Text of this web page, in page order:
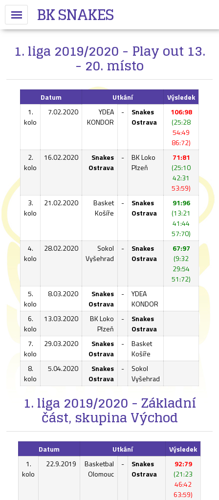
BK SNAKES
1. liga 2019/2020 - Play out 13.
- 20. místo
Datum Utkání
Výsledek
1.
kolo
7.02.2020
YDEA
KONDOR
-
Snakes
Ostrava
106:98
(25:28
54:49
86:72)
2.
kolo
16.02.2020
Snakes
Ostrava
-
BK Loko
Plzeň
71:81
(25:10
42:31
53:59)
3.
kolo
21.02.2020
Basket
Košíře
-
Snakes
Ostrava
91:96
(13:21
41:44
57:70)
4.
kolo
28.02.2020
Sokol
Vyšehrad
-
Snakes
Ostrava
67:97
(9:32
29:54
51:72)
5.
kolo
8.03.2020
Snakes
Ostrava
-
YDEA
KONDOR
6.
kolo
13.03.2020
BK Loko
Plzeň
-
Snakes
Ostrava
7.
kolo
29.03.2020
Snakes
Ostrava
-
Basket
Košíře
8.
kolo
5.04.2020
Snakes
Ostrava
-
Sokol
Vyšehrad
1. liga 2019/2020 - Základní
část, skupina Východ
Datum Utkání
Výsledek
1.
kolo
22.9.2019
Basketbal
Olomouc
-
Snakes
Ostrava
92:79
(21:23
46:42
63:59)